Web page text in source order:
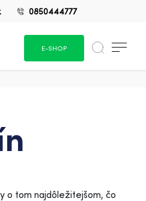
0850444777
E-SHOP
o tom najdôležitejšom, čo